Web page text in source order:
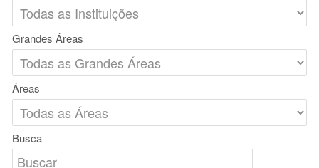
Grandes Áreas
Áreas
Busca